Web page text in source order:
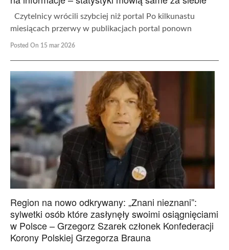
Czytelnicy wrócili szybciej niż portal Po kilkunastu
miesiącach przerwy w publikacjach portal ponown
Posted On 15 mar 2026
Region na nowo odkrywany: „Znani nieznani”:
sylwetki osób które zasłynęły swoimi osiągnięciami
w Polsce – Grzegorz Szarek członek Konfederacji
Korony Polskiej Grzegorza Brauna